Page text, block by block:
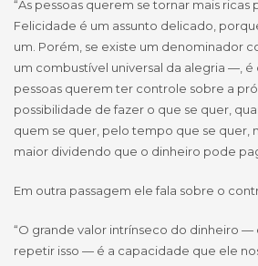
“As pessoas querem se tornar mais ricas
Felicidade é um assunto delicado,
um. Porém, se existe um denominador
um combustível universal da alegria —, é
pessoas querem ter controle sobre a
possibilidade de fazer o que se quer,
quem se quer, pelo tempo que se quer,
maior dividendo que o dinheiro pode
Em outra passagem ele fala sobre o
“O grande valor intrínseco do dinheiro —
repetir isso — é a capacidade que ele